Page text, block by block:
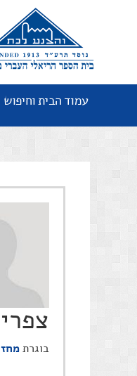
עמוד הבית וחיפוש
בוגרת